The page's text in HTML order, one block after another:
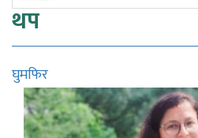
थप
घुमफिर